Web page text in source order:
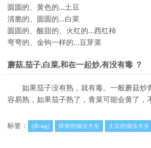
圆圆的、黄色的...土豆
清脆的、圆圆的...白菜
圆圆的、酸甜的、火红的...西红柿
弯弯的、金钩一样的...豆芽菜
蘑菇,茄子,白菜,和在一起炒,有没有毒 ？
如果茄子没有熟，就有毒。一般蘑菇炒
容易熟，如果茄子熟了，青菜可能会黄了，
标签： [db:tag] 排骨的做法大全 土豆的做法大全